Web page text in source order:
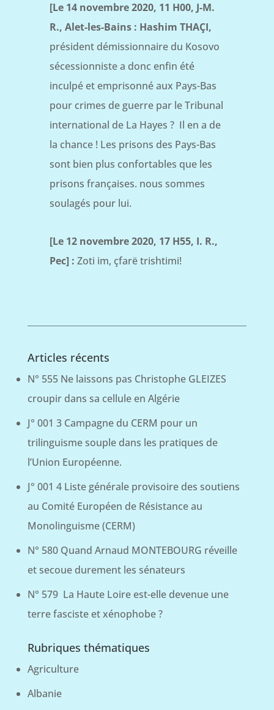
[Le 14 novembre 2020, 11 H00, J-M.
R., Alet-les-Bains : Hashim THAÇI,
président démissionnaire du Kosovo
sécessionniste a donc enfin été
inculpé et emprisonné aux Pays-Bas
pour crimes de guerre par le Tribunal
international de La Hayes ? Il en a de
la chance ! Les prisons des Pays-Bas
sont bien plus confortables que les
prisons françaises. nous sommes
soulagés pour lui.
[Le 12 novembre 2020, 17 H55, I. R.,
Pec] : Zoti im, çfarë trishtimi!
Articles récents
N° 555 Ne laissons pas Christophe GLEIZES
croupir dans sa cellule en Algérie
J° 001 3 Campagne du CERM pour un
trilinguisme souple dans les pratiques de
l’Union Européenne.
J° 001 4 Liste générale provisoire des soutiens
au Comité Européen de Résistance au
Monolinguisme (CERM)
N° 580 Quand Arnaud MONTEBOURG réveille
et secoue durement les sénateurs
N° 579 La Haute Loire est-elle devenue une
terre fasciste et xénophobe ?
Rubriques thématiques
Agriculture
Albanie